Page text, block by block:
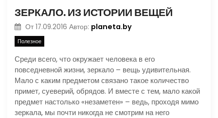
ЗЕРКАЛО. ИЗ ИСТОРИИ ВЕЩЕЙ
От 17.09.2016 Автор: planeta.by
Полезное
Среди всего, что окружает человека в его
повседневной жизни, зеркало – вещь удивительная.
Мало с каким предметом связано такое количество
примет, суеверий, обрядов. И вместе с тем, мало какой
предмет настолько «незаметен» – ведь, проходя мимо
зеркала, мы почти никогда не смотрим на него